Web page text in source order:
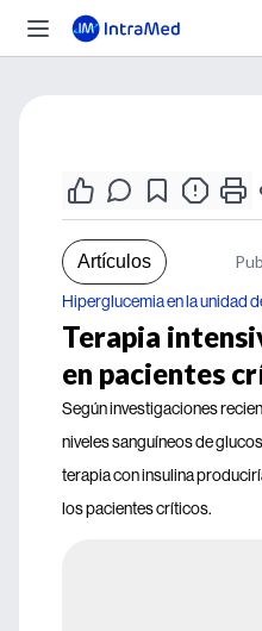
Artículos
Hiperglucemia en la unidad
Terapia
en pacientes
Según investigaciones
niveles sanguíneos de
terapia con insulina
los pacientes críticos.